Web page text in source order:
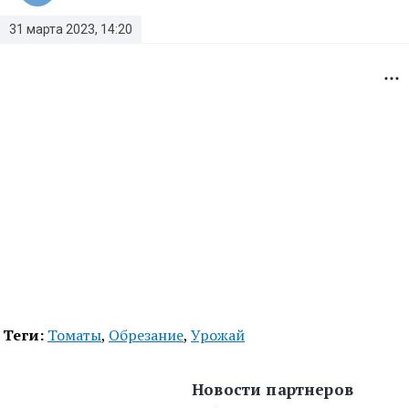
31 марта 2023, 14:20
Теги: Томаты, Обрезание, Урожай
Новости партнеров